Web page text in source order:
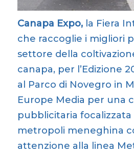
Canapa Expo,la Fiera
che raccoglie i migliori
settore della
canapa, per l’Edizione
al Parco di Novegro in
Europe Media per una
pubblicitaria
metropoli meneghina
attenzione alla linea